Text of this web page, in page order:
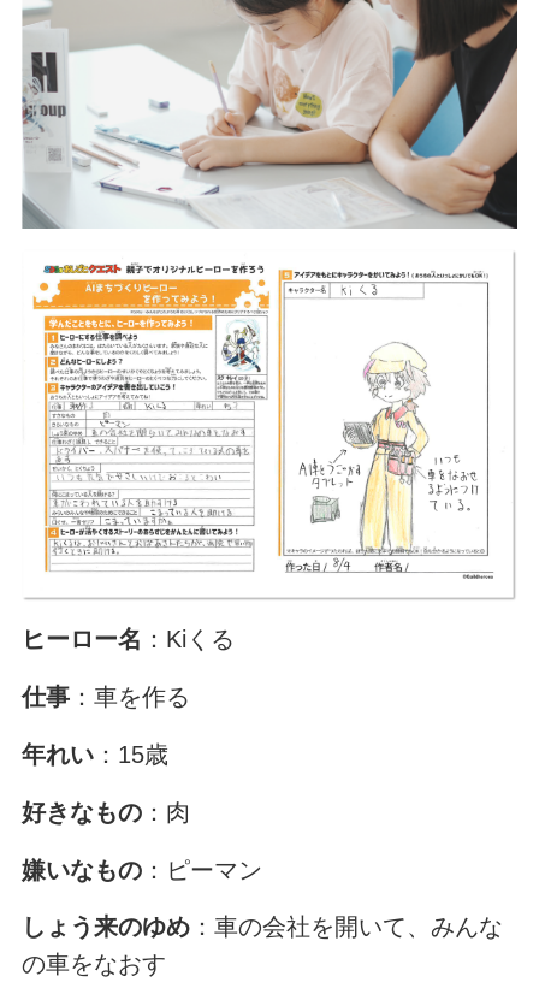
ヒーロー名 ：Kiくる
仕事：車を作る
年れい：15歳
好きなもの：肉
嫌いなもの：ピーマン
しょう来のゆめ：車の会社を開いて、みんな
の車をなおす